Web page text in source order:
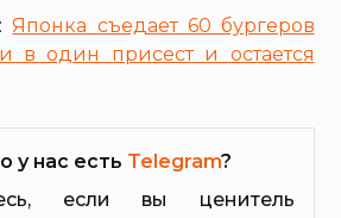
Японка съедает 60 бургеров
в один присест и остается
у нас есть Telegram?
если вы ценитель